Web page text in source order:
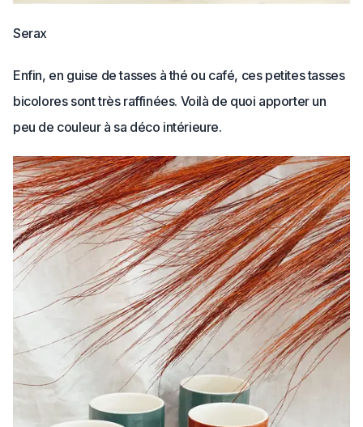
Serax
Enfin, en guise de tasses à thé ou café, ces petites tasses
bicolores sont très raffinées. Voilà de quoi apporter un
peu de couleur à sa déco intérieure.